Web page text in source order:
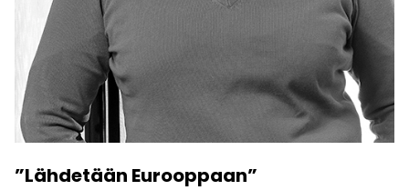
”Lähdetään Eurooppaan”